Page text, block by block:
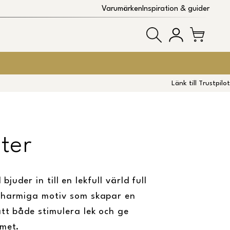
VarumärkenInspiration & guider
Länk till Trustpilot
in till en lekfull värld full
motiv som skapar en
både stimulera lek och ge